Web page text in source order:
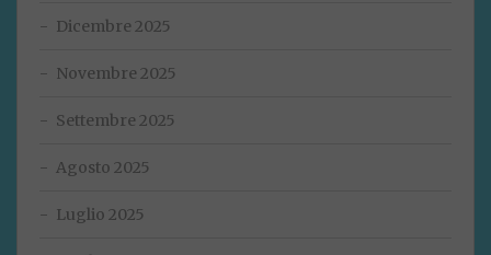
Dicembre 2025
Novembre 2025
Settembre 2025
Agosto 2025
Luglio 2025